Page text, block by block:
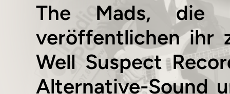
The Mads, die
veröffentlichen ihr
Well Suspect
Alternative-Sound